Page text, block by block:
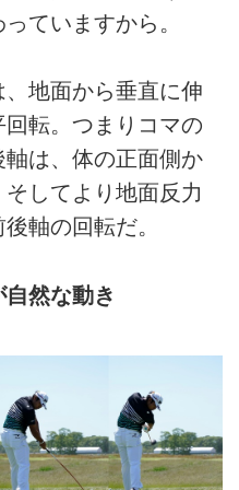
ていますから。
地面から垂直に伸
転。つまりコマの
は、体の正面側か
してより地面反力
軸の回転だ。
然な動き